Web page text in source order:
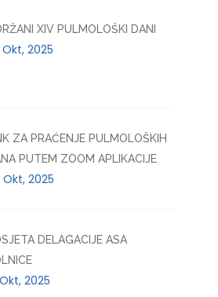
XIV PULMOLOŠKI DANI
2025
ZA PRAĆENJE PULMOLOŠKIH
PUTEM ZOOM APLIKACIJE
2025
DELAGACIJE ASA
2025